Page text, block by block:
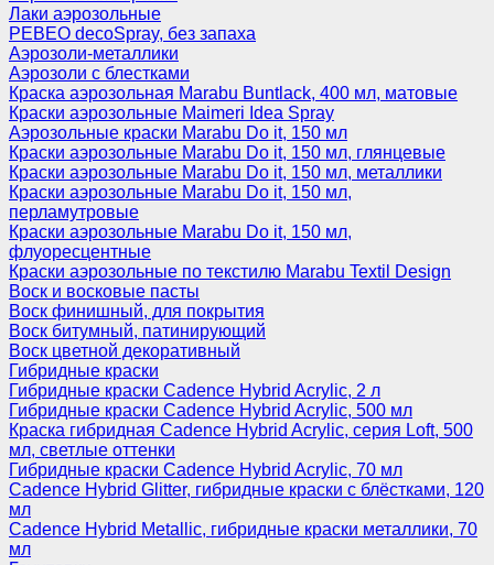
Лаки аэрозольные
PEBEO decoSpray, без запаха
Аэрозоли-металлики
Аэрозоли с блестками
Краска аэрозольная Marabu Buntlack, 400 мл, матовые
Краски аэрозольные Maimeri Idea Spray
Аэрозольные краски Marabu Do it, 150 мл
Краски аэрозольные Marabu Do it, 150 мл, глянцевые
Краски аэрозольные Marabu Do it, 150 мл, металлики
Краски аэрозольные Marabu Do it, 150 мл,
перламутровые
Краски аэрозольные Marabu Do it, 150 мл,
флуоресцентные
Краски аэрозольные по текстилю Marabu Textil Design
Воск и восковые пасты
Воск финишный, для покрытия
Воск битумный, патинирующий
Воск цветной декоративный
Гибридные краски
Гибридные краски Cadence Hybrid Acrylic, 2 л
Гибридные краски Cadence Hybrid Acrylic, 500 мл
Краска гибридная Cadence Hybrid Acrylic, серия Loft, 500
мл, светлые оттенки
Гибридные краски Cadence Hybrid Acrylic, 70 мл
Cadence Hybrid Glitter, гибридные краски с блёстками, 120
мл
Cadence Hybrid Metallic, гибридные краски металлики, 70
мл